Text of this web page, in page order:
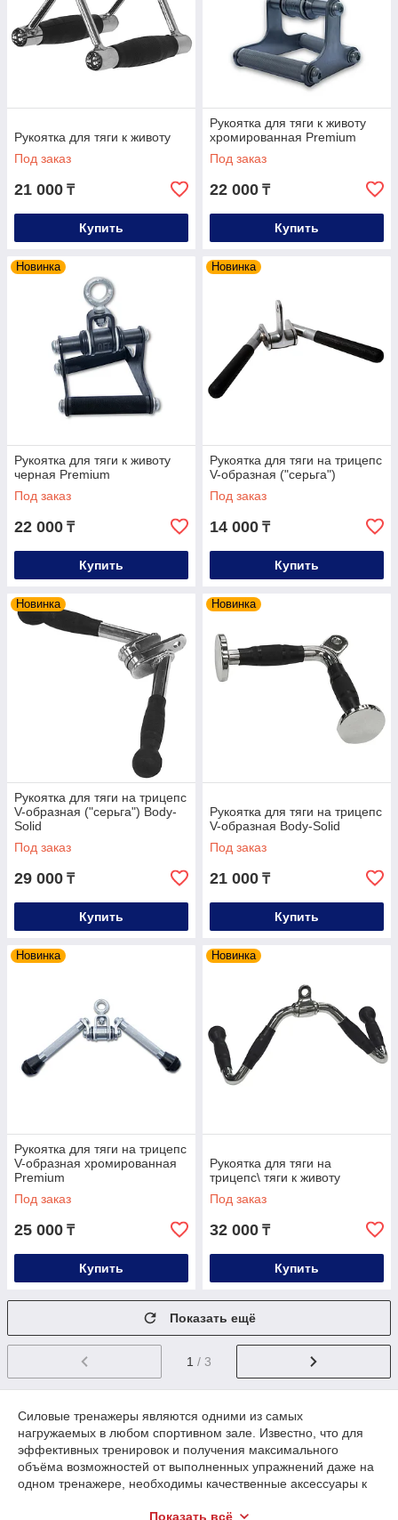
Рукоятка для тяги к животу
Под заказ
21 000 ₸
Купить
Рукоятка для тяги к животу
хромированная Premium
Под заказ
22 000 ₸
Купить
Новинка
Рукоятка для тяги к животу
черная Premium
Под заказ
22 000 ₸
Купить
Новинка
Рукоятка для тяги на трицепс
V-образная ("серьга")
Под заказ
14 000 ₸
Купить
Новинка
Рукоятка для тяги на трицепс
V-образная ("серьга") Body-
Solid
Под заказ
29 000 ₸
Купить
Новинка
Рукоятка для тяги на трицепс
V-образная Body-Solid
Под заказ
21 000 ₸
Купить
Новинка
Рукоятка для тяги на трицепс
V-образная хромированная
Premium
Под заказ
25 000 ₸
Купить
Новинка
Рукоятка для тяги на
трицепс\ тяги к животу
Под заказ
32 000 ₸
Купить
Показать ещё
1 / 3
Силовые тренажеры являются одними из самых
нагружаемых в любом спортивном зале. Известно, что для
эффективных тренировок и получения максимального
объёма возможностей от выполненных упражнений даже на
одном тренажере, необходимы качественные аксессуары к
Показать всё